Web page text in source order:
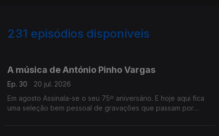
231 episódios disponíveis
A música de António Pinho Vargas
Ep. 30
20 jul. 2026
Em agosto Assinala-se o seu 75º aniversário. E hoje aqui fica
uma seleção bem pessoal de gravações que passam por